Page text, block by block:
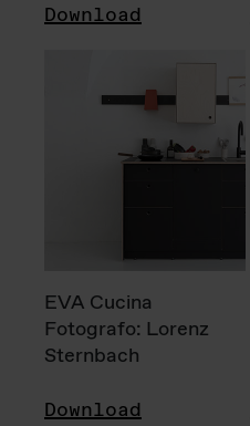
Download
EVA Cucina
Fotografo: Lorenz
Sternbach
Download